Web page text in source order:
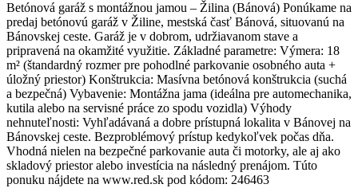
Betónová garáž s montážnou jamou – Žilina (Bánová) Ponúkame na
predaj betónovú garáž v Žiline, mestská časť Bánová, situovanú na
Bánovskej ceste. Garáž je v dobrom, udržiavanom stave a
pripravená na okamžité využitie. Základné parametre: Výmera: 18
m² (štandardný rozmer pre pohodlné parkovanie osobného auta +
úložný priestor) Konštrukcia: Masívna betónová konštrukcia (suchá
a bezpečná) Vybavenie: Montážna jama (ideálna pre automechanika,
kutila alebo na servisné práce zo spodu vozidla) Výhody
nehnuteľnosti: Vyhľadávaná a dobre prístupná lokalita v Bánovej na
Bánovskej ceste. Bezproblémový prístup kedykoľvek počas dňa.
Vhodná nielen na bezpečné parkovanie auta či motorky, ale aj ako
skladový priestor alebo investícia na následný prenájom. Túto
ponuku nájdete na www.red.sk pod kódom: 246463